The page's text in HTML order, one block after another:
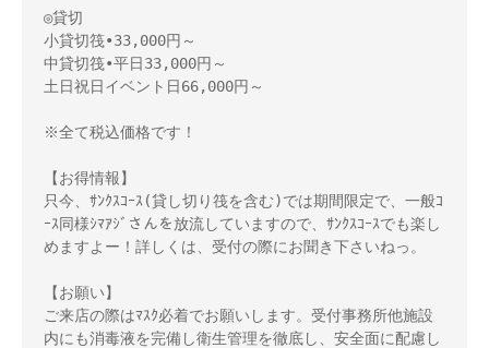
◎貸切
小貸切筏•33,000円～
中貸切筏•平日33,000円～
土日祝日イベント日66,000円～
※全て税込価格です！
【お得情報】
只今、ｻﾝｸｽｺｰｽ(貸し切り筏を含む)では期間限定で、一般ｺ
ｰｽ同様ｼﾏｱｼﾞさんを放流していますので、ｻﾝｸｽｺｰｽでも楽し
めますよー！詳しくは、受付の際にお聞き下さいねっ。
【お願い】
ご来店の際はﾏｽｸ必着でお願いします。受付事務所他施設
内にも消毒液を完備し衛生管理を徹底し、安全面に配慮し